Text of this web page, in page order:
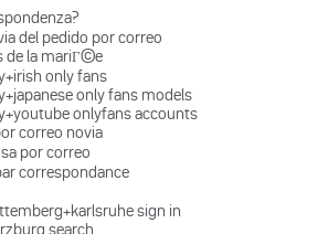
del pedido por correo
de la mariГ©e
only fans
only fans models
onlyfans accounts
correo novia
por correo
correspondance
sign in
search